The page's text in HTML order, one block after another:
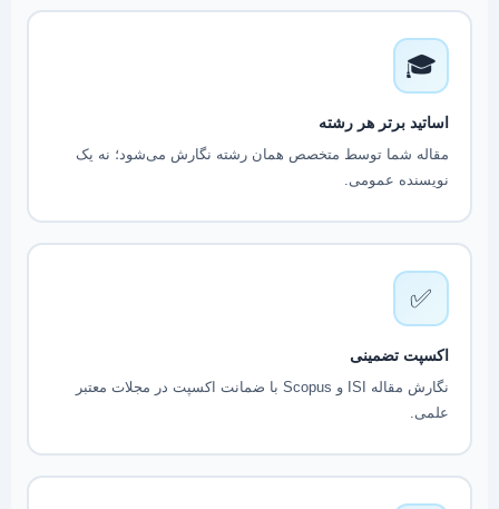
🎓
اساتید برتر هر رشته
مقاله شما توسط متخصص همان رشته نگارش می‌شود؛ نه یک
نویسنده عمومی.
✅
اکسپت تضمینی
نگارش مقاله ISI و Scopus با ضمانت اکسپت در مجلات معتبر
علمی.